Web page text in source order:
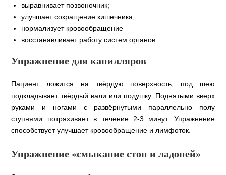
выравнивает позвоночник;
улучшает сокращение кишечника;
нормализует кровообращение
восстанавливает работу систем органов.
Упражнение для капилляров
Пациент ложится на твёрдую поверхность, под шею
подкладывает твёрдый вали или подушку. Поднятыми вверх
руками и ногами с развёрнутыми параллельно полу
ступнями потряхивает в течение 2-3 минут. Упражнение
способствует улучшает кровообращение и лимфоток.
Упражнение «смыкание стоп и ладоней»